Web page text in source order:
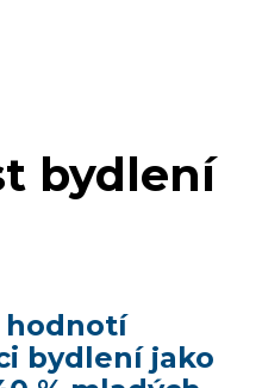
bydlení
hodnotí
bydlení jako